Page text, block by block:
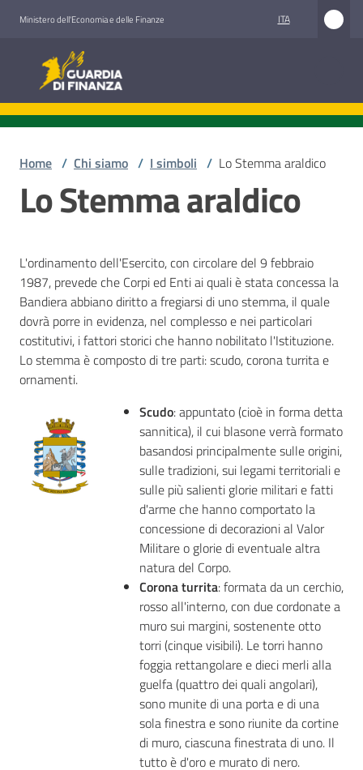
Ministero dell'Economia e delle Finanze ITA
Guardia di Finanza
Guardia di Finanza
siamo
Comunicazione
e
media
Concorsi
Istituti
Home / Chi siamo / I simboli / Lo Stemma araldico
Lo Stemma araldico
L'ordinamento dell'Esercito, con circolare del 9 febbraio
1987, prevede che Corpi ed Enti ai quali è stata concessa la
Bandiera abbiano diritto a fregiarsi di uno stemma, il quale
dovrà porre in evidenza, nel complesso e nei particolari
costitutivi, i fattori storici che hanno nobilitato l'Istituzione.
Lo stemma è composto di tre parti: scudo, corona turrita e
ornamenti.
Scudo: appuntato (cioè in forma detta
sannitica), il cui blasone verrà formato
basandosi principalmente sulle origini,
sulle tradizioni, sui legami territoriali e
sulle più salienti glorie militari e fatti
d'arme che hanno comportato la
concessione di decorazioni al Valor
Militare o glorie di eventuale altra
natura del Corpo.
Corona turrita: formata da un cerchio,
rosso all'interno, con due cordonate a
muro sui margini, sostenente otto
torri (cinque visibili). Le torri hanno
foggia rettangolare e dieci merli alla
guelfa (quattro dei quali angolari),
sono munite di una porta e di una
sola finestra e sono riunite da cortine
di muro, ciascuna finestrata di uno. Il
tutto è d'oro e murato di nero.